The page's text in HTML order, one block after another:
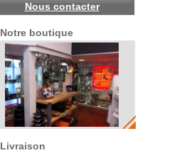
Nous contacter
Notre boutique
Livraison